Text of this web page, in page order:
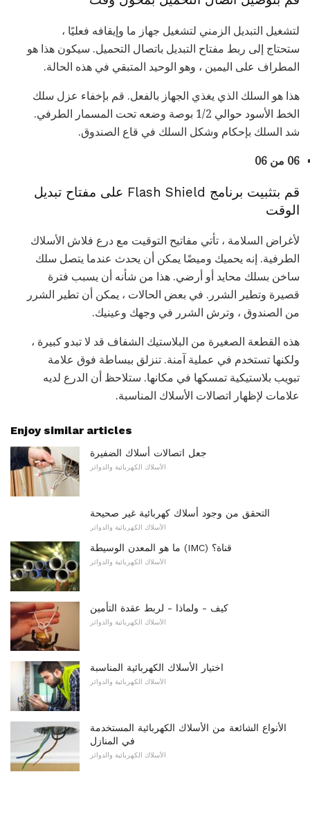
لتشغيل التبديل الزمني لتشغيل جهاز ما وإيقافه فعليًا ،
ستحتاج إلى ربط مفتاح التبديل باتصال التحميل. سيكون هذا هو
المطراف على اليمين ، وهو الوحيد المتبقي في هذه الحالة.
هذا هو السلك الذي يغذي الجهاز بالفعل. قم بإخفاء عزل سلك
الخط الأسود حوالي 1/2 بوصة وضعه تحت المسمار الطرفي.
شد السلك بإحكام وشكل السلك في قاع الصندوق.
06 من 06
قم بتثبيت برنامج Flash Shield على مفتاح تبديل
الوقت
لأغراض السلامة ، تأتي مفاتيح التوقيت مع درع فلاش الأسلاك
الطرفية. إنه يحميك وميضًا يمكن أن يحدث عندما يتصل سلك
ساخن بسلك محايد أو أرضي. هذا من شأنه أن يسبب فترة
قصيرة وتطير الشرر. في بعض الحالات ، يمكن أن تطير الشرر
من الصندوق ، وترش الشرر في وجهك وعينيك.
هذه القطعة الصغيرة من البلاستيك الشفاف قد لا تبدو كبيرة ،
ولكنها تستخدم في عملية آمنة. تنزلق ببساطة فوق علامة
تبويب بلاستيكية تمسكها في مكانها. ستلاحظ أن الدرع لديه
علامات لإظهار اتصالات الأسلاك المناسبة.
Enjoy similar articles
جعل اتصالات أسلاك الضفيرة
الأسلاك الكهربائية والدوائر
التحقق من وجود أسلاك كهربائية غير صحيحة
الأسلاك الكهربائية والدوائر
ما هو المعدن الوسيطة (IMC) قناة؟
الأسلاك الكهربائية والدوائر
كيف - ولماذا - لربط عقدة التأمين
الأسلاك الكهربائية والدوائر
اختيار الأسلاك الكهربائية المناسبة
الأسلاك الكهربائية والدوائر
الأنواع الشائعة من الأسلاك الكهربائية المستخدمة
في المنازل
الأسلاك الكهربائية والدوائر